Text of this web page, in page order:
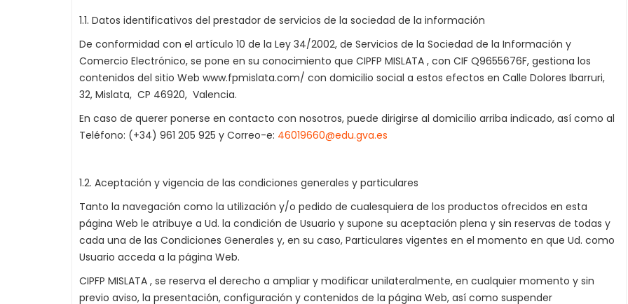
1.1. Datos identificativos del prestador de servicios de la sociedad de la información
De conformidad con el artículo 10 de la Ley 34/2002, de Servicios de la Sociedad de la Información y
Comercio Electrónico, se pone en su conocimiento que CIPFP MISLATA , con CIF Q9655676F, gestiona los
contenidos del sitio Web www.fpmislata.com/ con domicilio social a estos efectos en Calle Dolores Ibarruri,
32, Mislata, CP 46920, Valencia.
En caso de querer ponerse en contacto con nosotros, puede dirigirse al domicilio arriba indicado, así como al
Teléfono: (+34) 961 205 925 y Correo-e: 46019660@edu.gva.es
1.2. Aceptación y vigencia de las condiciones generales y particulares
Tanto la navegación como la utilización y/o pedido de cualesquiera de los productos ofrecidos en esta
página Web le atribuye a Ud. la condición de Usuario y supone su aceptación plena y sin reservas de todas y
cada una de las Condiciones Generales y, en su caso, Particulares vigentes en el momento en que Ud. como
Usuario acceda a la página Web.
CIPFP MISLATA , se reserva el derecho a ampliar y modificar unilateralmente, en cualquier momento y sin
previo aviso, la presentación, configuración y contenidos de la página Web, así como suspender